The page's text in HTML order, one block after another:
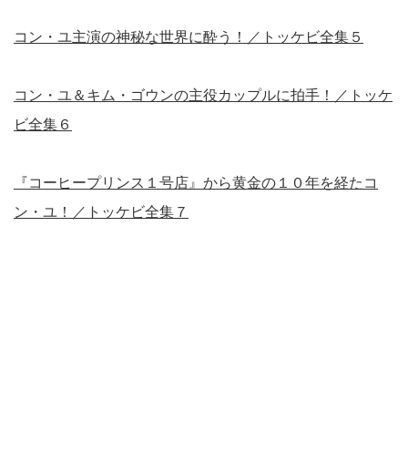
コン・ユ主演の神秘な世界に酔う！／トッケビ全集５
コン・ユ＆キム・ゴウンの主役カップルに拍手！／トッケ
ビ全集６
『コーヒープリンス１号店』から黄金の１０年を経たコ
ン・ユ！／トッケビ全集７